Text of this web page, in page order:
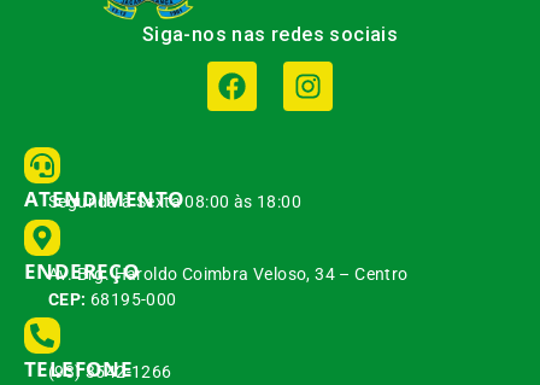
Siga-nos nas redes sociais
ATENDIMENTO
Segunda à Sexta 08:00 às 18:00
ENDEREÇO
Av. Brg. Haroldo Coimbra Veloso, 34 – Centro
CEP: 68195-000
TELEFONE
(93) 3542-1266